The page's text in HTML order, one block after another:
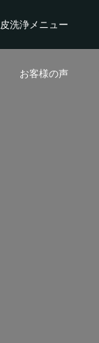
洗浄メニュー
お客様の声